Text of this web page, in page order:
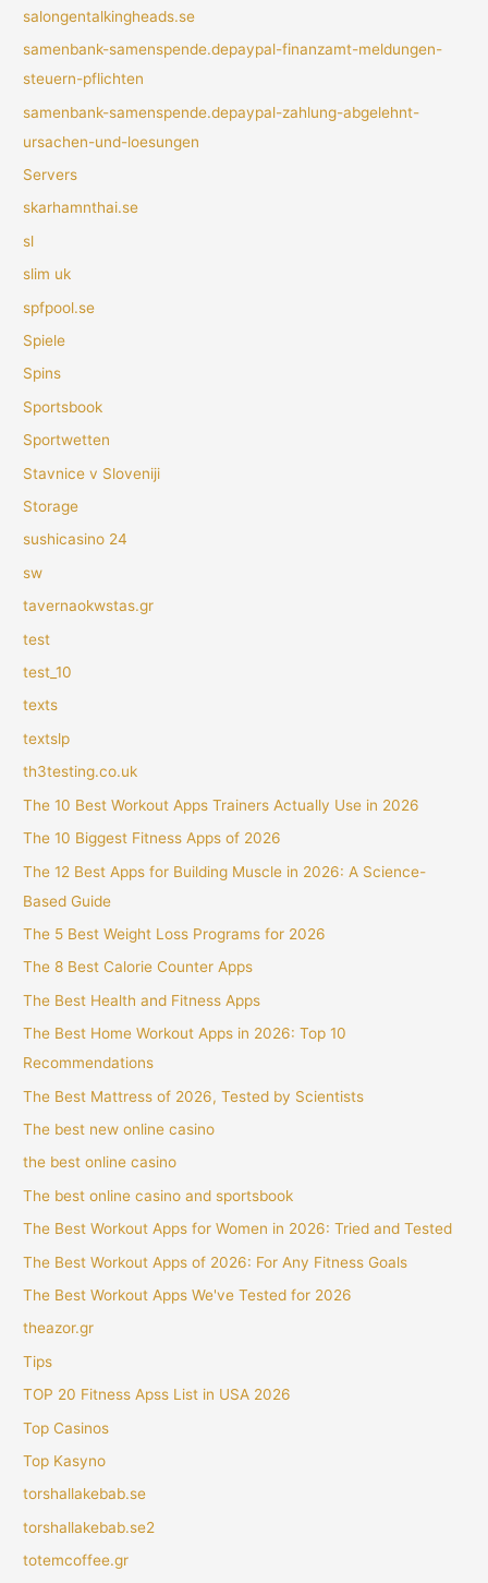
salongentalkingheads.se
samenbank-samenspende.depaypal-finanzamt-meldungen-
steuern-pflichten
samenbank-samenspende.depaypal-zahlung-abgelehnt-
ursachen-und-loesungen
Servers
skarhamnthai.se
sl
slim uk
spfpool.se
Spiele
Spins
Sportsbook
Sportwetten
Stavnice v Sloveniji
Storage
sushicasino 24
sw
tavernaokwstas.gr
test
test_10
texts
textslp
th3testing.co.uk
The 10 Best Workout Apps Trainers Actually Use in 2026
The 10 Biggest Fitness Apps of 2026
The 12 Best Apps for Building Muscle in 2026: A Science-
Based Guide
The 5 Best Weight Loss Programs for 2026
The 8 Best Calorie Counter Apps
The Best Health and Fitness Apps
The Best Home Workout Apps in 2026: Top 10
Recommendations
The Best Mattress of 2026, Tested by Scientists
The best new online casino
the best online casino
The best online casino and sportsbook
The Best Workout Apps for Women in 2026: Tried and Tested
The Best Workout Apps of 2026: For Any Fitness Goals
The Best Workout Apps We've Tested for 2026
theazor.gr
Tips
TOP 20 Fitness Apss List in USA 2026
Top Casinos
Top Kasyno
torshallakebab.se
torshallakebab.se2
totemcoffee.gr